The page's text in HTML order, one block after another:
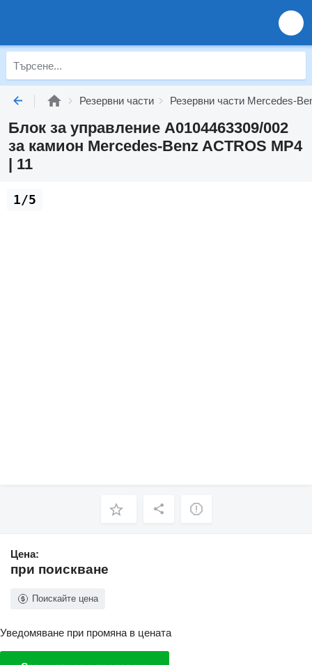
Резервни части Резервни части Mercedes-
Блок за управление A0104463309/002
за камион Mercedes-Benz ACTROS MP4
| 11
1/5
Цена:
при поискване
Поискайте цена
Уведомяване при промяна в цената